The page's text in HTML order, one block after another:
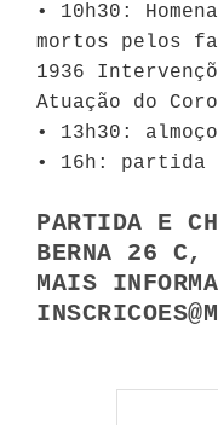
• 10h30:
mortos pelos
1936
Atuação do
• 13h30: almoço
• 16h: partida
PARTIDA E
BERNA 26 C,
MAIS